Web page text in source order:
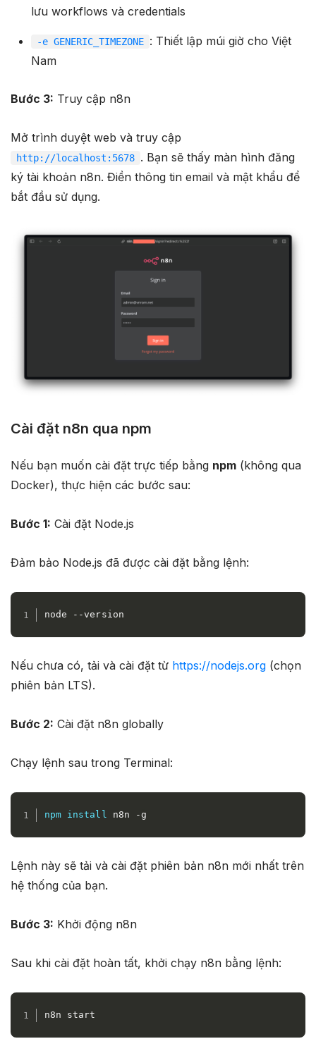
lưu workflows và credentials
-e GENERIC_TIMEZONE : Thiết lập múi giờ cho Việt
Nam
Bước 3: Truy cập n8n
Mở trình duyệt web và truy cập
http://localhost:5678 . Bạn sẽ thấy màn hình đăng
ký tài khoản n8n. Điền thông tin email và mật khẩu để
bắt đầu sử dụng.
Cài đặt n8n qua npm
Nếu bạn muốn cài đặt trực tiếp bằng npm (không qua
Docker), thực hiện các bước sau:
Bước 1: Cài đặt Node.js
Đảm bảo Node.js đã được cài đặt bằng lệnh:
node --version
Nếu chưa có, tải và cài đặt từ https://nodejs.org (chọn
phiên bản LTS).
Bước 2: Cài đặt n8n globally
Chạy lệnh sau trong Terminal:
npm install n8n -g
Lệnh này sẽ tải và cài đặt phiên bản n8n mới nhất trên
hệ thống của bạn.
Bước 3: Khởi động n8n
Sau khi cài đặt hoàn tất, khởi chạy n8n bằng lệnh:
n8n start